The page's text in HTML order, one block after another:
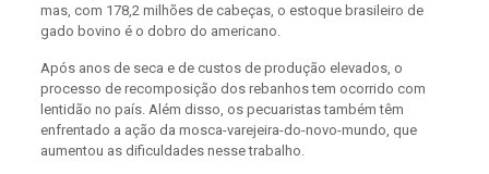
mas, com 178,2 milhões de cabeças, o estoque brasileiro de
gado bovino é o dobro do americano.
Após anos de seca e de custos de produção elevados, o
processo de recomposição dos rebanhos tem ocorrido com
lentidão no país. Além disso, os pecuaristas também têm
enfrentado a ação da mosca-varejeira-do-novo-mundo, que
aumentou as dificuldades nesse trabalho.